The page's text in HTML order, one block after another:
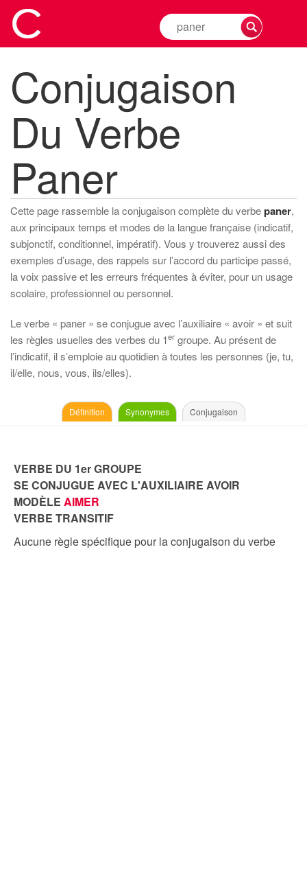
Rechercher
la
d'un
verbe
Conjugaison
Du Verbe
Paner
Cette page rassemble la conjugaison complète du verbepaner,
aux principaux temps et modes de la langue française (indicatif,
subjonctif, conditionnel, impératif). Vous y trouverez aussi des
exemples d’usage, des rappels sur l’accord du participe passé,
la voix passive et les erreurs fréquentes à éviter, pour un usage
scolaire, professionnel ou personnel.
Le verbe « paner » se conjugue avec l’auxiliaire « avoir » et suit
les règles usuelles des verbes du 1er groupe. Au présent de
l’indicatif, il s’emploie au quotidien à toutes les personnes (je, tu,
il/elle, nous, vous, ils/elles).
Définition Synonymes Conjugaison
VERBE DU 1er GROUPE
SE CONJUGUE AVEC L'AUXILIAIRE AVOIR
MODÈLE AIMER
VERBE TRANSITIF
Aucune règle spécifique pour la conjugaison du verbe